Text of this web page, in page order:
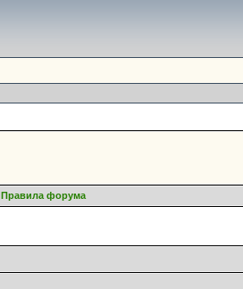
Правила форума